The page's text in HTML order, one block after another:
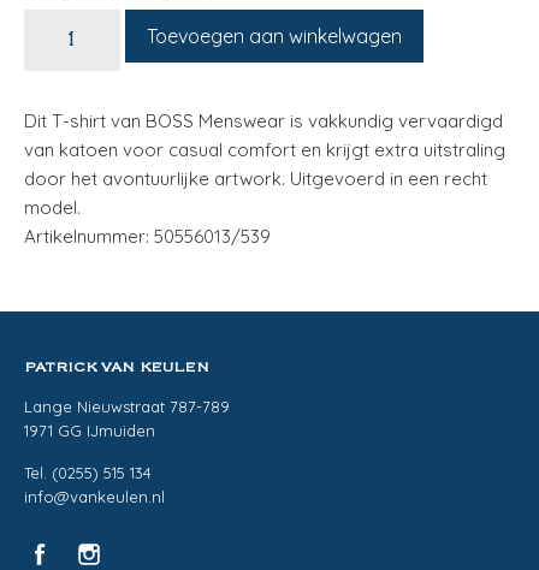
Toevoegen aan winkelwagen
Dit T-shirt van BOSS Menswear is vakkundig vervaardigd
van katoen voor casual comfort en krijgt extra uitstraling
door het avontuurlijke artwork. Uitgevoerd in een recht
model.
Artikelnummer: 50556013/539
PATRICK VAN KEULEN
Lange Nieuwstraat 787-789
1971 GG IJmuiden
Tel. (0255) 515 134
info@vankeulen.nl